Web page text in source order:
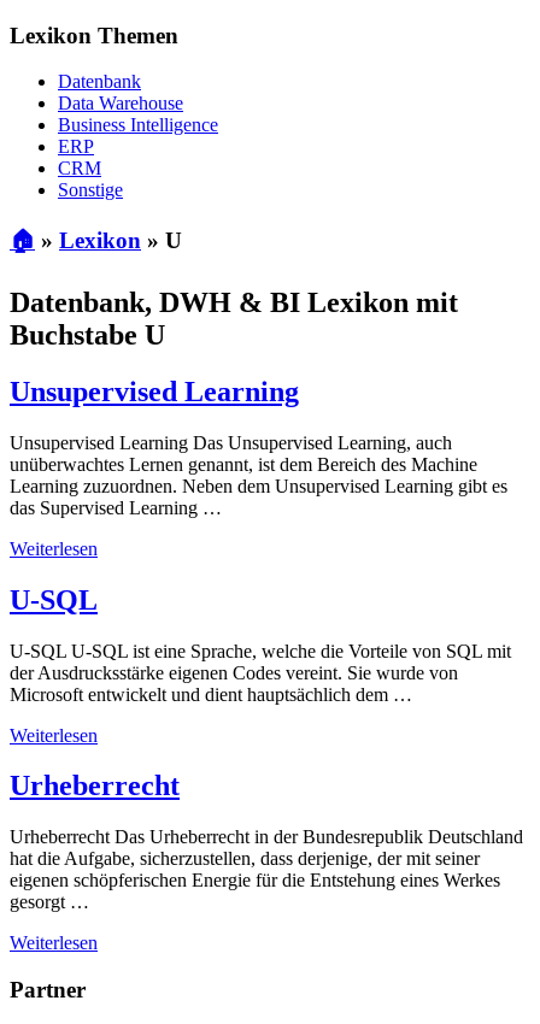
Lexikon Themen
Datenbank
Data Warehouse
Business Intelligence
ERP
CRM
Sonstige
🏠 » Lexikon » U
Datenbank, DWH & BI Lexikon mit
Buchstabe U
Unsupervised Learning
Unsupervised Learning Das Unsupervised Learning, auch
unüberwachtes Lernen genannt, ist dem Bereich des Machine
Learning zuzuordnen. Neben dem Unsupervised Learning gibt es
das Supervised Learning …
Weiterlesen
U-SQL
U-SQL U-SQL ist eine Sprache, welche die Vorteile von SQL mit
der Ausdrucksstärke eigenen Codes vereint. Sie wurde von
Microsoft entwickelt und dient hauptsächlich dem …
Weiterlesen
Urheberrecht
Urheberrecht Das Urheberrecht in der Bundesrepublik Deutschland
hat die Aufgabe, sicherzustellen, dass derjenige, der mit seiner
eigenen schöpferischen Energie für die Entstehung eines Werkes
gesorgt …
Weiterlesen
Partner